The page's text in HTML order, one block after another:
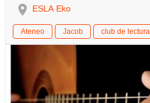
ESLA Eko
Ateneo Jacob club de lectura